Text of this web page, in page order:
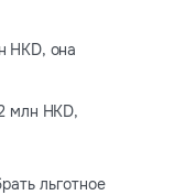
HKD, она
млн HKD,
льготное